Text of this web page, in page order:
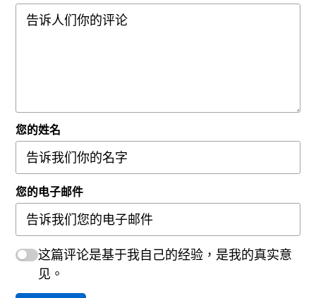
您的姓名
您的电子邮件
这篇评论是基于我自己的经验，是我的真实意
见。